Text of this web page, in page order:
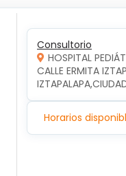
Consultorio
HOSPITAL
CALLE ERMITA
Horarios